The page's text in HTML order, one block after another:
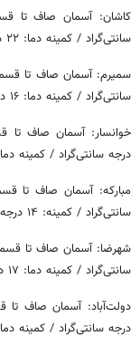
سانتی‌گراد / کمینه دما: ۲۲ درجه سانتی‌گراد
سانتی‌گراد / کمینه دما: ۱۶ درجه سانتی‌گراد
درجه سانتی‌گراد / کمینه دما: ۱۵ درجه
سانتی‌گراد / کمینه: ۱۴ درجه سانتی‌گراد
سانتی‌گراد / کمینه دما: ۱۷ درجه سانتی‌گراد
درجه سانتی‌گراد / کمینه دما: ۱۸ درجه